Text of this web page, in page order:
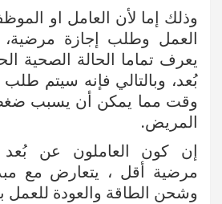
وذلك إما لأن العامل او
العمل وطلب إجازة مرضية،
يعرف تماما الحالة الصحية
بُعد، وبالتالي فإنه سيتم
وقت مما يمكن أن يسبب
المريض.
إن كون العاملون عن بُعد
مرضية أقل ، يتعارض مع
وشحن الطاقة والعودة للعمل